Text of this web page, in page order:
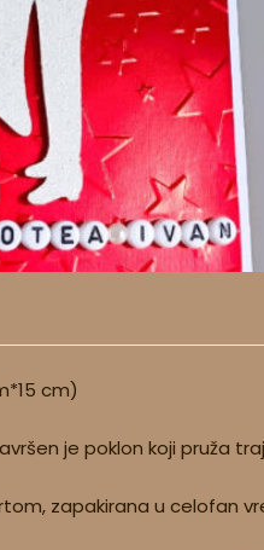
cm)
je poklon koji pruža
zapakirana u celofan